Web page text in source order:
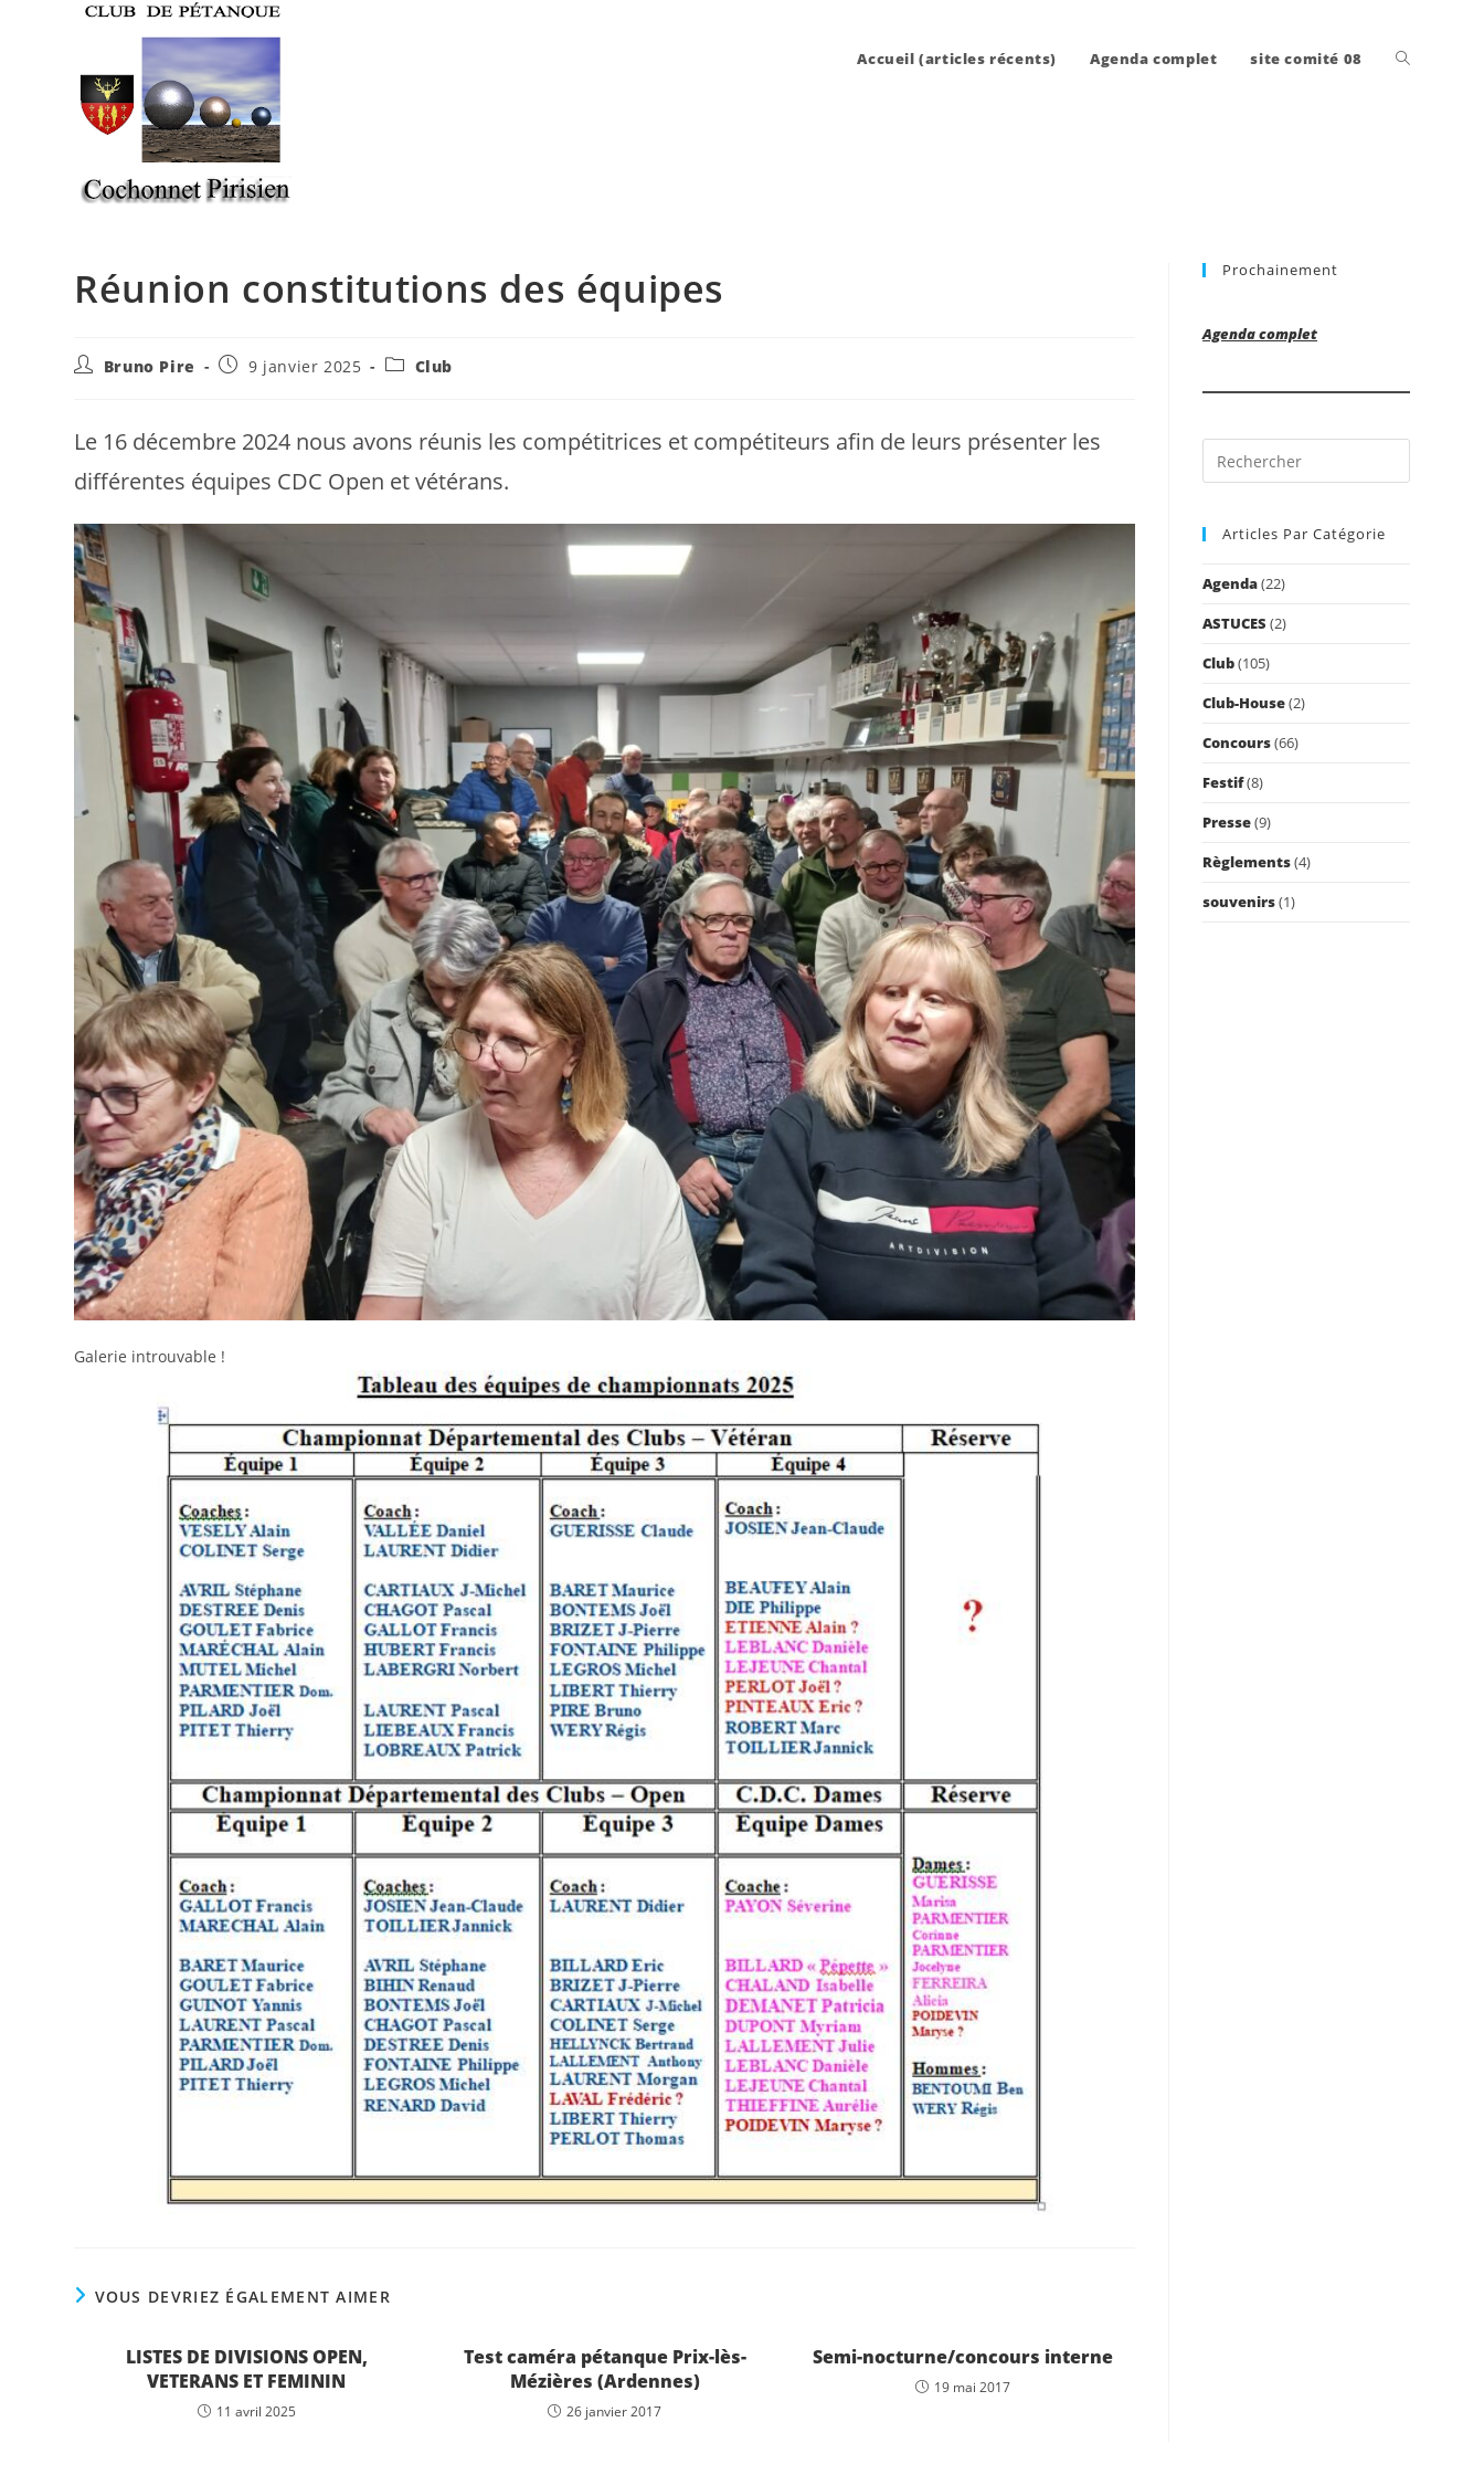
Accueil (articles récents) Agenda complet site comité 08 Toggle
Réunion constitutions des équipes
Auteur/autrice
Bruno Pire
Publication
9 janvier 2025
PostClub
Le 16 décembre 2024 nous avons réunis les compétitrices et compétiteurs afin de leurs présenter les
différentes équipes CDC Open et vétérans.
Galerie introuvable !
VOUS DEVRIEZ ÉGALEMENT AIMER
LISTES DE DIVISIONS OPEN,
VETERANS ET FEMININ
11 avril 2025
Test caméra pétanque Prix-lès-
Mézières (Ardennes)
26 janvier 2017
Semi-nocturne/concours interne
19 mai 2017
Prochainement
Agenda complet
Escape
Articles Par Catégorie
Agenda(22)
ASTUCES (2)
Club(105)
Club-House(2)
Concours(66)
Festif(8)
Presse(9)
Règlements(4)
souvenirs(1)